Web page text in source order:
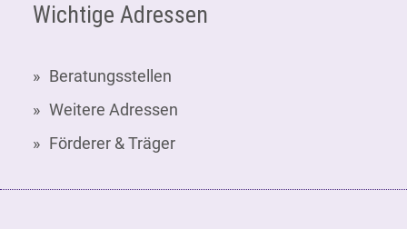
Wichtige Adressen
Beratungsstellen
Weitere Adressen
Förderer & Träger